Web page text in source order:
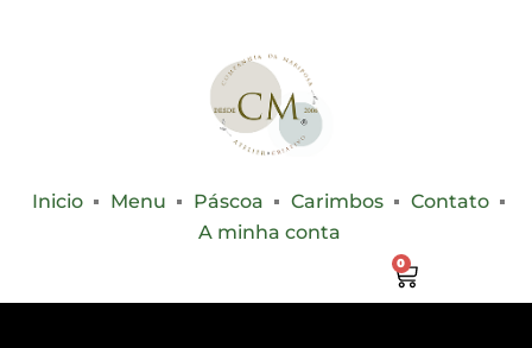
Inicio Menu Páscoa Carimbos
Contato
A minha conta
0